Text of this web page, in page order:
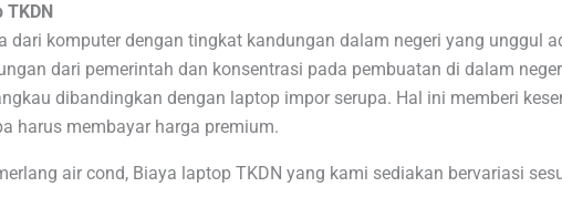
dari komputer dengan tingkat kandungan dalam negeri yang unggul
dari pemerintah dan konsentrasi pada pembuatan di dalam
dibandingkan dengan laptop impor serupa. Hal ini memberi
harus membayar harga premium.
air cond, Biaya laptop TKDN yang kami sediakan bervariasi